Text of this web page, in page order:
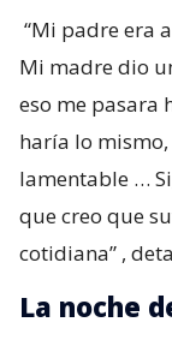
“Mi padre era
Mi madre dio
eso me pasara
haría lo mismo,
lamentable …
que creo que
cotidiana” ,
La noche